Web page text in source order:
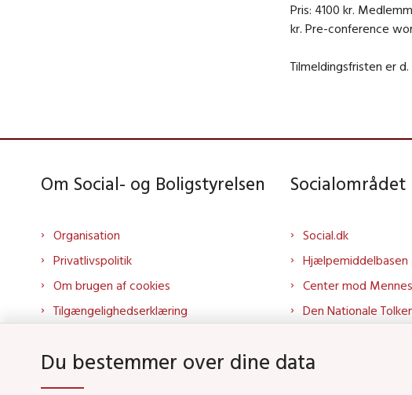
Pris: 4100 kr.
kr. Pre-conference
Tilmeldingsfristen er d.
Om Social- og Boligstyrelsen
Organisation
Privatlivspolitik
Om brugen af cookies
Tilgængelighedserklæring
Kontakt os
Whistleblowerordning
Socialområdet
Social.dk
Hjælpemiddelbasen
Center mod
Den Nationale
Tolkeportalen
Du bestemmer over dine data